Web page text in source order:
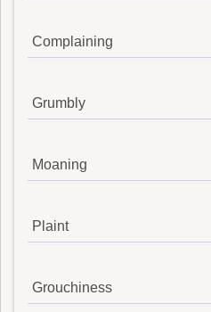
Complaining
Grumbly
Moaning
Plaint
Grouchiness